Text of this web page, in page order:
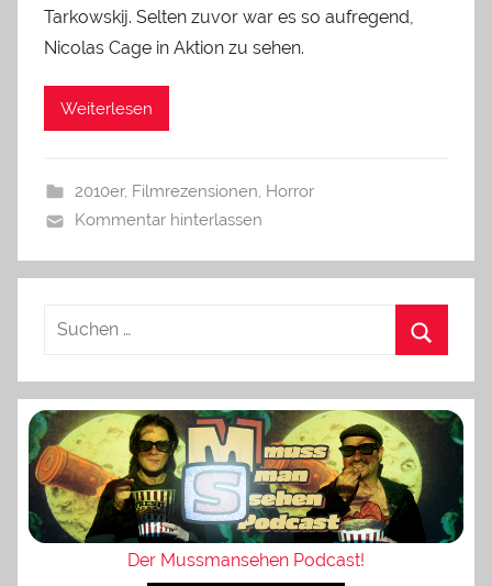
Tarkowskij. Selten zuvor war es so aufregend,
Nicolas Cage in Aktion zu sehen.
Weiterlesen
2010er, Filmrezensionen, Horror
Kommentar hinterlassen
Der Mussmansehen Podcast!